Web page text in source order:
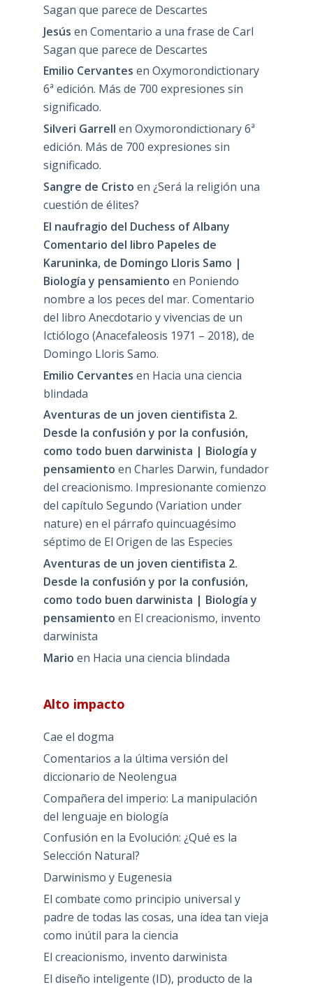
Sagan que parece de Descartes
Jesús en Comentario a una frase de Carl
Sagan que parece de Descartes
Emilio Cervantes en Oxymorondictionary
6ª edición. Más de 700 expresiones sin
significado.
Silveri Garrell en Oxymorondictionary 6ª
edición. Más de 700 expresiones sin
significado.
Sangre de Cristo en ¿Será la religión una
cuestión de élites?
El naufragio del Duchess of Albany
Comentario del libro Papeles de
Karuninka, de Domingo Lloris Samo |
Biología y pensamiento en Poniendo
nombre a los peces del mar. Comentario
del libro Anecdotario y vivencias de un
Ictiólogo (Anacefaleosis 1971 – 2018), de
Domingo Lloris Samo.
Emilio Cervantes en Hacia una ciencia
blindada
Aventuras de un joven cientifista 2.
Desde la confusión y por la confusión,
como todo buen darwinista | Biología y
pensamiento en Charles Darwin, fundador
del creacionismo. Impresionante comienzo
del capítulo Segundo (Variation under
nature) en el párrafo quincuagésimo
séptimo de El Origen de las Especies
Aventuras de un joven cientifista 2.
Desde la confusión y por la confusión,
como todo buen darwinista | Biología y
pensamiento en El creacionismo, invento
darwinista
Mario en Hacia una ciencia blindada
Alto impacto
Cae el dogma
Comentarios a la última versión del
diccionario de Neolengua
Compañera del imperio: La manipulación
del lenguaje en biología
Confusión en la Evolución: ¿Qué es la
Selección Natural?
Darwinismo y Eugenesia
El combate como principio universal y
padre de todas las cosas, una idea tan vieja
como inútil para la ciencia
El creacionismo, invento darwinista
El diseño inteligente (ID), producto de la